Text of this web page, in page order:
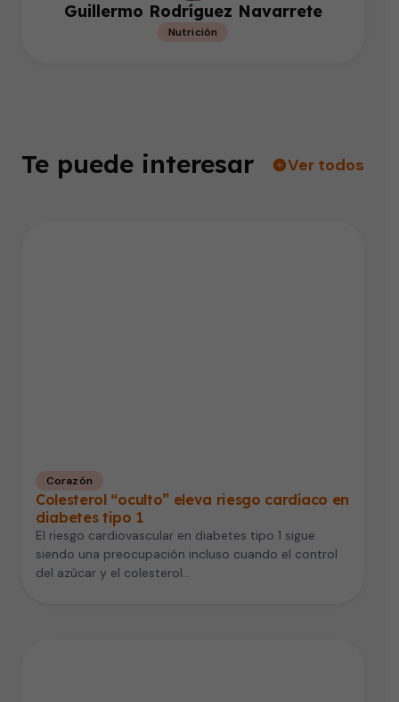
Guillermo Rodríguez Navarrete
Nutrición
Te puede interesar Ver todos
Corazón
Colesterol “oculto” eleva riesgo cardíaco en
diabetes tipo 1
El riesgo cardiovascular en diabetes tipo 1 sigue
siendo una preocupación incluso cuando el control
del azúcar y el colesterol…